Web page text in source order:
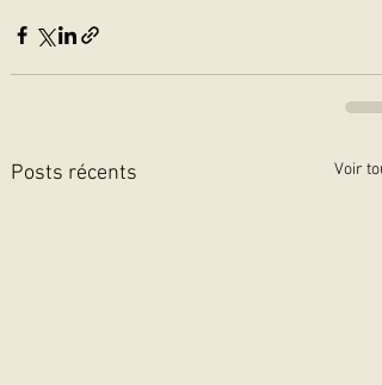
Posts récents Voir tout